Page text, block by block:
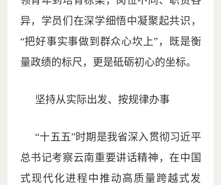
异，学员们在深学细悟中凝聚起共识，
“把好事实事做到群众心坎上”，既是衡
量政绩的标尺，更是砥砺初心的坐标。
坚持从实际出发、按规律办事
“十五五”时期是我省深入贯彻习近平
总书记考察云南重要讲话精神，在中国
式现代化进程中推动高质量跨越式发